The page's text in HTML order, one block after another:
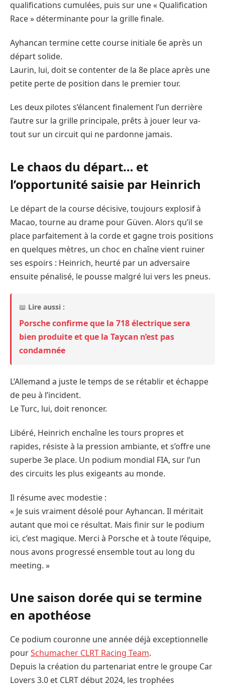
qualifications cumulées, puis sur une « Qualification
Race » déterminante pour la grille finale.
Ayhancan termine cette course initiale 6e après un
départ solide.
Laurin, lui, doit se contenter de la 8e place après une
petite perte de position dans le premier tour.
Les deux pilotes s’élancent finalement l’un derrière
l’autre sur la grille principale, prêts à jouer leur va-
tout sur un circuit qui ne pardonne jamais.
Le chaos du départ… et
l’opportunité saisie par Heinrich
Le départ de la course décisive, toujours explosif à
Macao, tourne au drame pour Güven. Alors qu’il se
place parfaitement à la corde et gagne trois positions
en quelques mètres, un choc en chaîne vient ruiner
ses espoirs : Heinrich, heurté par un adversaire
ensuite pénalisé, le pousse malgré lui vers les pneus.
📖 Lire aussi :
Porsche confirme que la 718 électrique sera
bien produite et que la Taycan n’est pas
condamnée
L’Allemand a juste le temps de se rétablir et échappe
de peu à l’incident.
Le Turc, lui, doit renoncer.
Libéré, Heinrich enchaîne les tours propres et
rapides, résiste à la pression ambiante, et s’offre une
superbe 3e place. Un podium mondial FIA, sur l’un
des circuits les plus exigeants au monde.
Il résume avec modestie :
« Je suis vraiment désolé pour Ayhancan. Il méritait
autant que moi ce résultat. Mais finir sur le podium
ici, c’est magique. Merci à Porsche et à toute l’équipe,
nous avons progressé ensemble tout au long du
meeting. »
Une saison dorée qui se termine
en apothéose
Ce podium couronne une année déjà exceptionnelle
pourSchumacher CLRT Racing Team.
Depuis la création du partenariat entre le groupe Car
Lovers 3.0 et CLRT début 2024, les trophées